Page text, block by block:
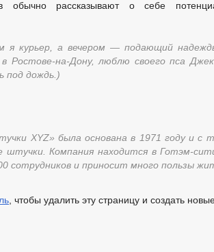
обычно рассказывают о себе
я курьер, а вечером — подающий
Ростове-на-Дону, люблю своего пса
под дождь.)
XYZ» была основана в 1971 году и с
штучки. Компания находится в Готэм-
сотрудников и приносит много пользы
, чтобы удалить эту страницу и создать